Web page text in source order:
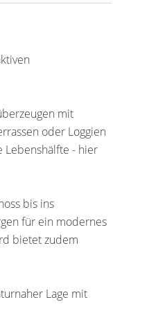
mit
oder Loggien
Lebenshälfte - hier
bis ins
für ein modernes
bietet zudem
Lage mit